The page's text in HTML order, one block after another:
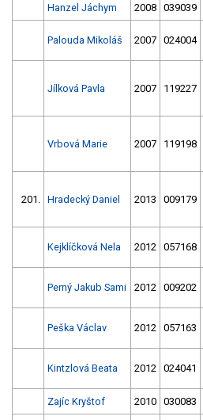
Hanzel Jáchym 2008 039039
Palouda Mikoláš 2007 024004
Jílková Pavla 2007 119227
Vrbová Marie 2007 119198
201. Hradecký Daniel 2013 009179
Kejklíčková Nela 2012 057168
Perný Jakub Sami 2012 009202
Peška Václav 2012 057163
Kintzlová Beata 2012 024041
Zajíc Kryštof 2010 030083